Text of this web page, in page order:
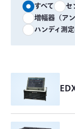
すべて
セ
増幅器（ア
ハンディ測